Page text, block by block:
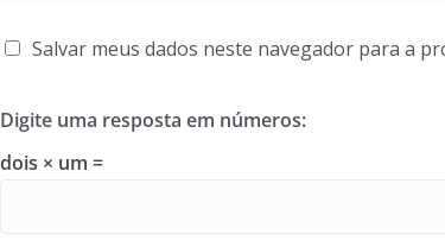
Salvar meus dados neste navegador para a
Digite uma resposta em números:
dois × um =